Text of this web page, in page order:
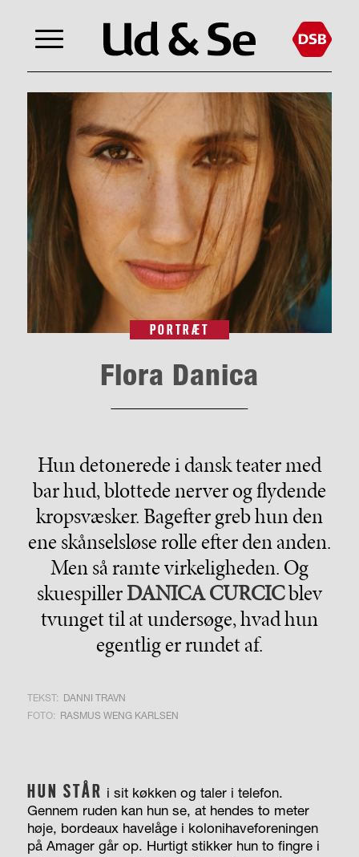
PORTRÆT
Flora Danica
Hun detonerede i dansk teater med
bar hud, blottede nerver og flydende
kropsvæsker. Bagefter greb hun den
ene skånselsløse rolle efter den anden.
Men så ramte virkeligheden. Og
skuespillerDANICA CURCICblev
tvunget til at undersøge, hvad hun
egentlig er rundet af.
TEKST: DANNI TRAVN
FOTO: RASMUS WENG KARLSEN
HUN STÅR i sit køkken og taler i telefon.
Gennem ruden kan hun se, at hendes to meter
høje, bordeaux havelåge i kolonihaveforeningen
på Amager går op. Hurtigt stikker hun to fingre i